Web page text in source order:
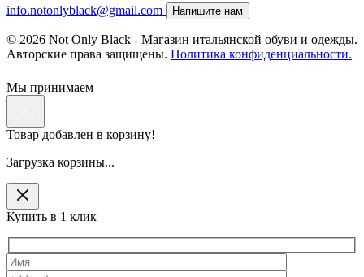
info.notonlyblack@gmail.com Напишите нам
© 2026 Not Only Black - Магазин итальянской обуви и одежды.
Авторские права защищены. Политика конфиденциальности.
Мы принимаем
Товар добавлен в корзину!
Загрузка корзины...
Купить в 1 клик